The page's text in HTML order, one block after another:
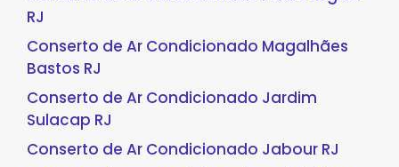
RJ
Conserto de Ar Condicionado Magalhães
Bastos RJ
Conserto de Ar Condicionado Jardim
Sulacap RJ
Conserto de Ar Condicionado Jabour RJ